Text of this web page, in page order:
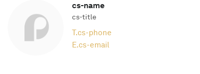
cs-name
cs-title
T.cs-phone
E.cs-email